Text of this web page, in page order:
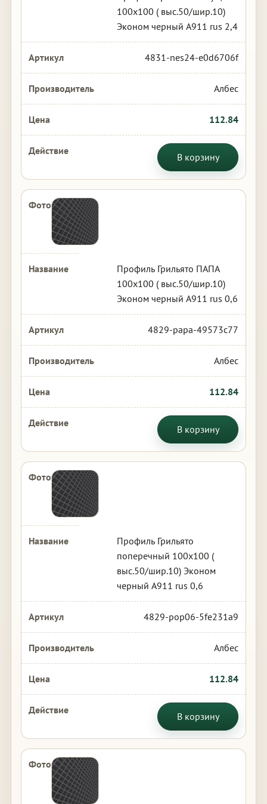
100х100 ( выс.50/шир.10)
Эконом черный А911 rus 2,4
4831-nes24-e0d6706f
Албес
112.84
В корзину
Профиль Грильято ПАПА
100х100 ( выс.50/шир.10)
Эконом черный А911 rus 0,6
4829-papa-49573c77
Албес
112.84
В корзину
Профиль Грильято
поперечный 100х100 (
выс.50/шир.10) Эконом
черный А911 rus 0,6
4829-pop06-5fe231a9
Албес
112.84
В корзину